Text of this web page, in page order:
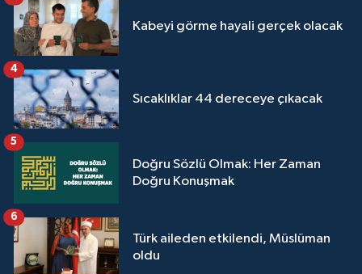
Kabeyi görme hayali gerçek olacak
Sıcaklıklar 44 dereceye çıkacak
4
Doğru Sözlü Olmak: Her Zaman
Doğru Konuşmak
5
Türk aileden etkilendi, Müslüman
oldu
6